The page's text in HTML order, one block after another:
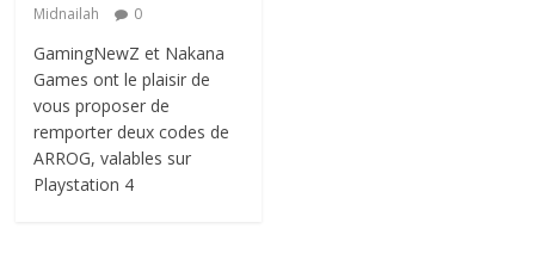
Midnailah
0
GamingNewZ et Nakana
Games ont le plaisir de
vous proposer de
remporter deux codes de
ARROG, valables sur
Playstation 4